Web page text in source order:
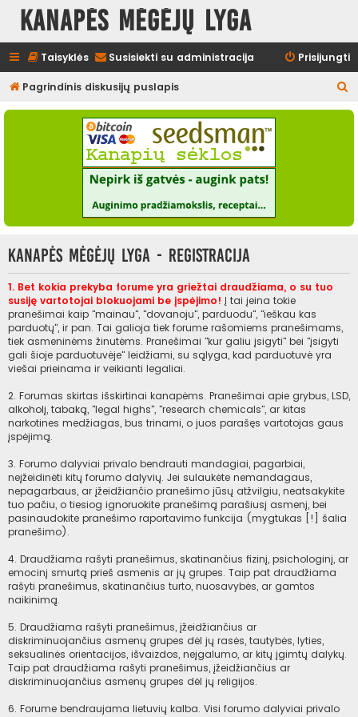
Kanapės mėgėjų lyga
Taisyklės Susisiekti su administracija Prisijungti
Pagrindinis diskusijų puslapis
e
Kanapės mėgėjų lyga - Registracija
1. Bet kokia prekyba forume yra griežtai draudžiama, o su tuo
susiję vartotojai blokuojami be įspėjimo! Į tai įeina tokie
pranešimai kaip "mainau", "dovanoju", parduodu", "ieškau kas
parduotų", ir pan. Tai galioja tiek forume rašomiems pranešimams,
tiek asmeninėms žinutėms. Pranešimai "kur galiu įsigyti" bei "įsigyti
gali šioje parduotuvėje" leidžiami, su sąlyga, kad parduotuvė yra
viešai prieinama ir veikianti legaliai.
2. Forumas skirtas išskirtinai kanapėms. Pranešimai apie grybus, LSD,
alkoholį, tabaką, "legal highs", "research chemicals", ar kitas
narkotines medžiagas, bus trinami, o juos parašęs vartotojas gaus
įspėjimą.
3. Forumo dalyviai privalo bendrauti mandagiai, pagarbiai,
neįžeidinėti kitų forumo dalyvių. Jei sulaukėte nemandagaus,
nepagarbaus, ar įžeidžiančio pranešimo jūsų atžvilgiu, neatsakykite
tuo pačiu, o tiesiog ignoruokite pranešimą parašiusį asmenį, bei
pasinaudokite pranešimo raportavimo funkcija (mygtukas [!] šalia
pranešimo).
4. Draudžiama rašyti pranešimus, skatinančius fizinį, psichologinį, ar
emocinį smurtą prieš asmenis ar jų grupes. Taip pat draudžiama
rašyti pranešimus, skatinančius turto, nuosavybės, ar gamtos
naikinimą.
5. Draudžiama rašyti pranešimus, įžeidžiančius ar
diskriminuojančius asmenų grupes dėl jų rasės, tautybės, lyties,
seksualinės orientacijos, išvaizdos, neįgalumo, ar kitų įgimtų dalykų.
Taip pat draudžiama rašyti pranešimus, įžeidžiančius ar
diskriminuojančius asmenų grupes dėl jų religijos.
6. Forume bendraujama lietuvių kalba. Visi forumo dalyviai privalo